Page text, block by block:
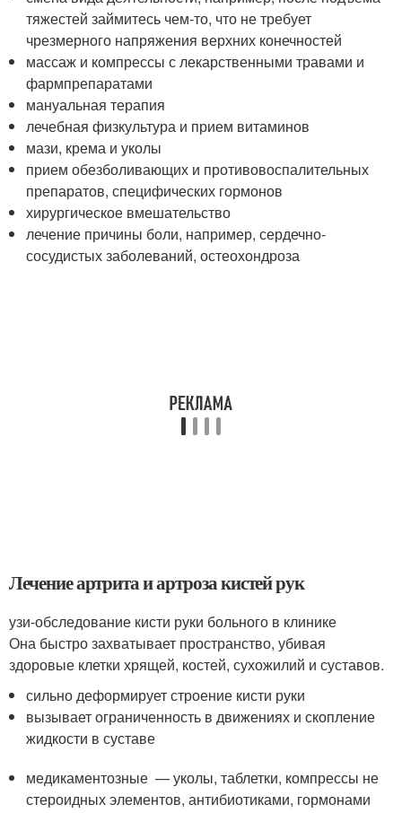
тяжестей займитесь чем-то, что не требует
чрезмерного напряжения верхних конечностей
массаж и компрессы с лекарственными травами и
фармпрепаратами
мануальная терапия
лечебная физкультура и прием витаминов
мази, крема и уколы
прием обезболивающих и противовоспалительных
препаратов, специфических гормонов
хирургическое вмешательство
лечение причины боли, например, сердечно-
сосудистых заболеваний, остеохондроза
Лечение артрита и артроза кистей рук
узи-обследование кисти руки больного в клинике
Она быстро захватывает пространство, убивая
здоровые клетки хрящей, костей, сухожилий и суставов.
сильно деформирует строение кисти руки
вызывает ограниченность в движениях и скопление
жидкости в суставе
медикаментозные — уколы, таблетки, компрессы не
стероидных элементов, антибиотиками, гормонами